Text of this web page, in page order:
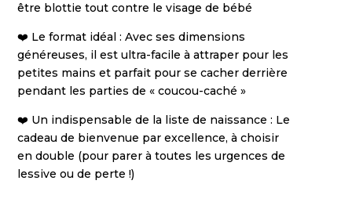
être blottie tout contre le visage de bébé
❤️ Le format idéal : Avec ses dimensions
généreuses, il est ultra-facile à attraper pour les
petites mains et parfait pour se cacher derrière
pendant les parties de « coucou-caché »
❤️ Un indispensable de la liste de naissance : Le
cadeau de bienvenue par excellence, à choisir
en double (pour parer à toutes les urgences de
lessive ou de perte !)